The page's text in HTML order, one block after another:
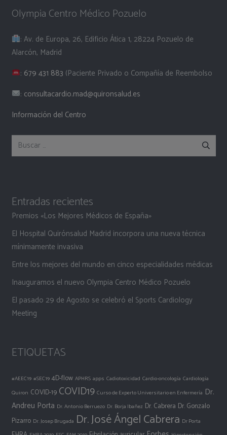
Olympia Centro Médico Pozuelo
: Av. de Europa, 26, Edificio Ática 1, 28224 Pozuelo de
Alarcón, Madrid
: 679 431 883 (Paciente Privado o Compañía de Reembolso
: consultacardio.mad@quironsalud.es
Información del Centro
Buscar:
Entradas recientes
Premios «Los Mejores Médicos de España»
El Hospital Quirónsalud Madrid incorpora una nueva técnica
mínimamente invasiva
Entre los mejores del mundo en cinco especialidades médicas
Inauguramos el nuevo Olympia Centro Médico Pozuelo
El pasado 29 de Agosto se celebró el Sports Cardiology
Meeting
ETIQUETAS
#AEEC19 #SEC19 4D-flow APHRS apps Cadiotoxicidad Cardio-oncología Cardiología
Quiron COVID-19 COVID19 Curso de Experto Universitario en Enfermería Dr.
Andreu Porta Dr. Antonio Berruezo Dr. Borja Ibañez Dr. Cabrera Dr. Gonzalo
Pizarro Dr. Josep Brugada Dr. José Ángel Cabrera Dr Porta